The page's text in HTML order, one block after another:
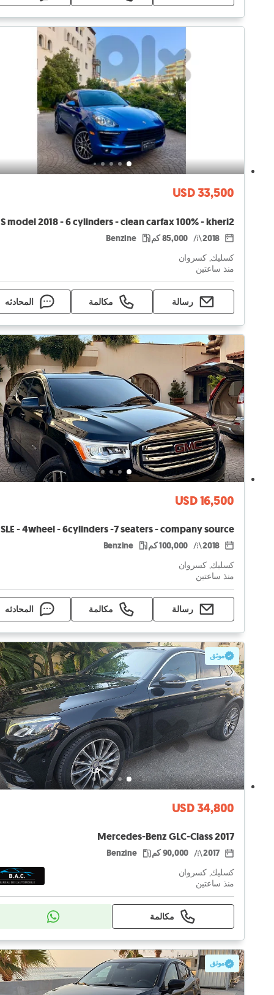
USD 33,500
2018 85,000 كم Benzine
كسليك, كسروان
منذ ساعتين
رسالة مكالمة المحادثه
USD 16,500
2018 100,000 كم Benzine
كسليك, كسروان
منذ ساعتين
رسالة مكالمة المحادثه
موثق
USD 34,800
Mercedes-Benz GLC-Class 2017
2017 90,000 كم Benzine
كسليك, كسروان
منذ ساعتين
مكالمة
موثق